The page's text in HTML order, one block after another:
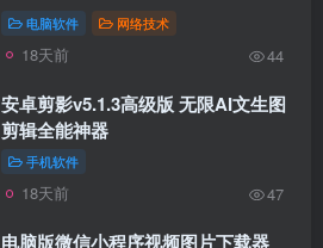
电脑软件 网络技术
18天前 44
安卓剪影v5.1.3高级版 无限AI文生图
剪辑全能神器
手机软件
18天前 47
电脑版微信小程序视频图片下载器